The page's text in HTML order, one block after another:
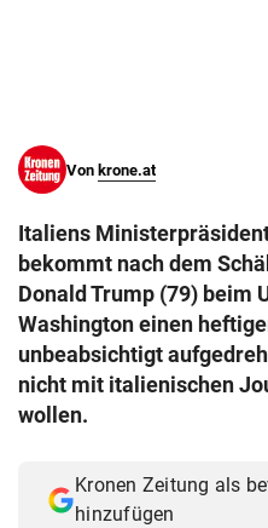
Von krone.at
Italiens
bekommt nach dem
Donald Trump (79) beim
Washington einen
unbeabsichtigt
nicht mit italienischen
wollen.
Kronen Zeitung als
hinzufügen